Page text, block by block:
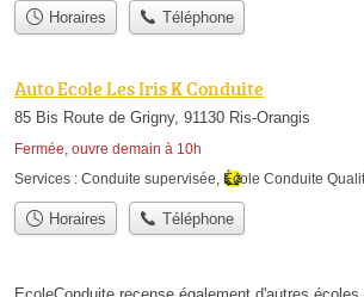
Horaires Téléphone
Auto Ecole Les Iris K Conduite
85 Bis Route de Grigny, 91130 Ris-Orangis
Fermée, ouvre demain à 10h
Services : Conduite supervisée École Conduite
Horaires Téléphone